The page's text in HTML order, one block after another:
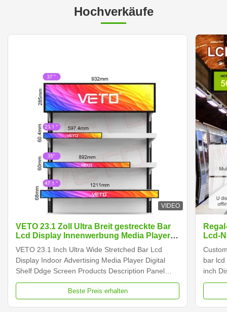
Hochverkäufe
VIDEO
VETO 23.1 Zoll Ultra Breit gestreckte Bar
Lcd Display Innenwerbung Media Player
VETO 23.1 Inch Ultra Wide Stretched Bar Lcd
Display Indoor Advertising Media Player Digital
Shelf Ddge Screen Products Description Panel
type 23.1 inch LCD screen Installation Wall mount
Display dimension 585.6mm *48.19mm Display
Beste Preis erhalten
Lcd-
bar lcd
inch